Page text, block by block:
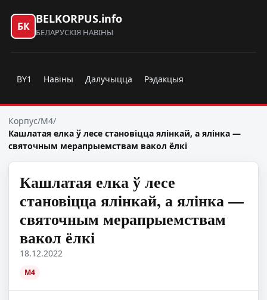
БК
BELKORPUS.info
БЕЛАРУСКІЯ НАВІНЫ
BY1 Навіны Далучыцца Рэдакцыя
Корпус/M4/
Кашлатая елка ў лесе становіцца ялінкай, а ялінка —
святочным мерапрыемствам вакол ёлкі
Кашлатая елка ў лесе
становіцца ялінкай, а ялінка —
святочным мерапрыемствам
вакол ёлкі
18.12.2022
M4